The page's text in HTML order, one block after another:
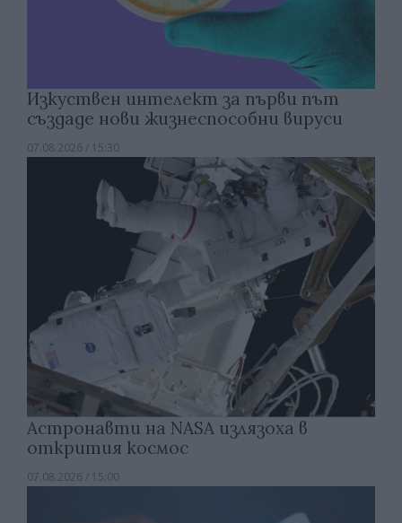
Изкуствен интелект за първи път
създаде нови жизнеспособни вируси
07.08.2026 / 15:30
Астронавти на NASA излязоха в
открития космос
07.08.2026 / 15:00